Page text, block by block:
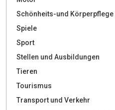
Schönheits-und Körperpflege
Spiele
Sport
Stellen und Ausbildungen
Tieren
Tourismus
Transport und Verkehr